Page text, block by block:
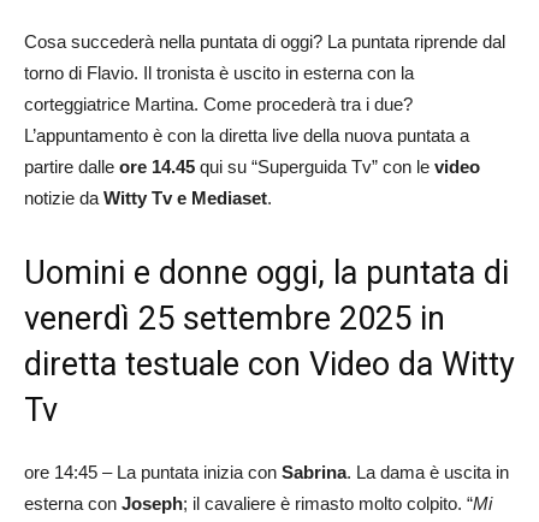
Cosa succederà nella puntata di oggi? La puntata riprende dal
torno di Flavio. Il tronista è uscito in esterna con la
corteggiatrice Martina. Come procederà tra i due?
L’appuntamento è con la diretta live della nuova puntata a
partire dalle ore 14.45 qui su “Superguida Tv” con le video
notizie da Witty Tv e Mediaset.
Uomini e donne oggi, la puntata di
venerdì 25 settembre 2025 in
diretta testuale con Video da Witty
Tv
ore 14:45 – La puntata inizia con Sabrina. La dama è uscita in
esterna con Joseph; il cavaliere è rimasto molto colpito. “Mi